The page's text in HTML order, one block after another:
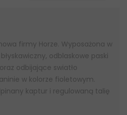
firmy Horze. Wyposażona w
odblaskowe paski
odbijające swiatło
w kolorze fioletowym.
kaptur i regulowaną talię